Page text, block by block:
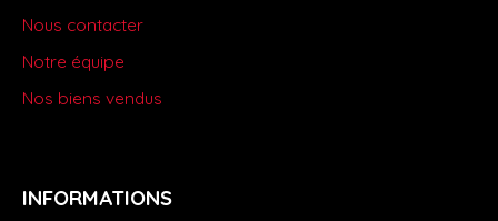
Nous contacter
Notre équipe
Nos biens vendus
INFORMATIONS